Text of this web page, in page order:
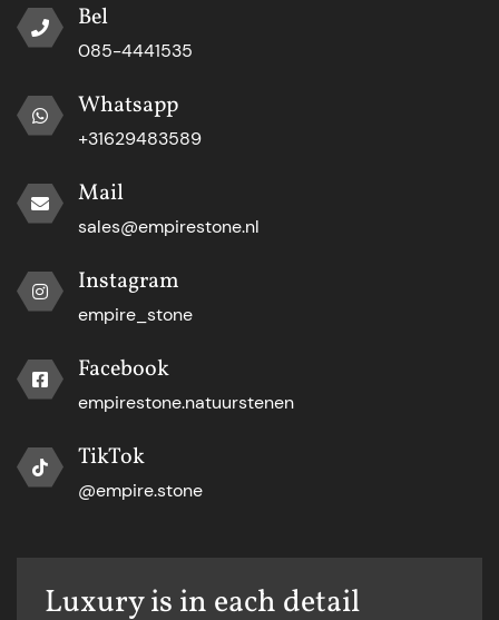
Bel
085-4441535
Whatsapp
+31629483589
Mail
sales@empirestone.nl
Instagram
empire_stone
Facebook
empirestone.natuurstenen
TikTok
@empire.stone
Luxury is in each detail